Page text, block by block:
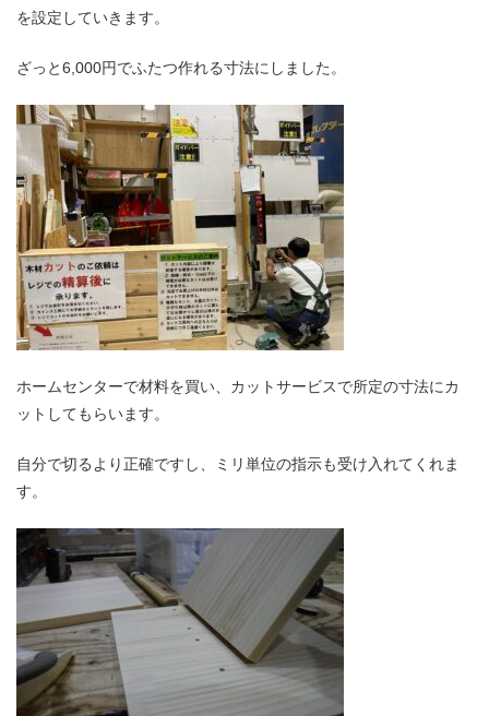
を設定していきます。
ざっと6,000円でふたつ作れる寸法にしました。
ホームセンターで材料を買い、カットサービスで所定の寸法にカ
ットしてもらいます。
自分で切るより正確ですし、ミリ単位の指示も受け入れてくれま
す。